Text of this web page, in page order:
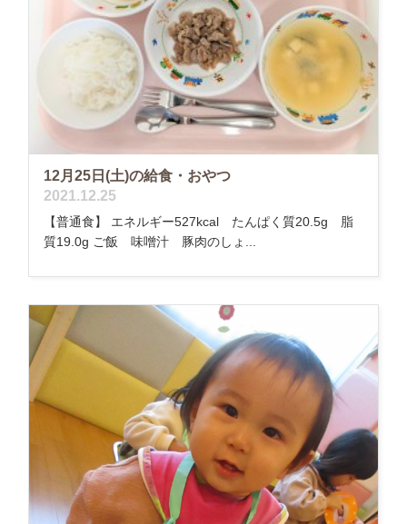
12月25日(土)の給食・おやつ
2021.12.25
【普通食】 エネルギー527kcal たんぱく質20.5g 脂
質19.0g ご飯 味噌汁 豚肉のしょ...